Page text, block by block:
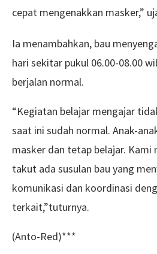
cepat mengenakkan masker,”
Ia menambahkan, bau
hari sekitar pukul 06.00-08.00
berjalan normal.
“Kegiatan belajar mengajar
saat ini sudah normal. Anak-
masker dan tetap belajar. Kami
takut ada susulan bau yang
komunikasi dan koordinasi
terkait,”tuturnya.
(Anto-Red)***